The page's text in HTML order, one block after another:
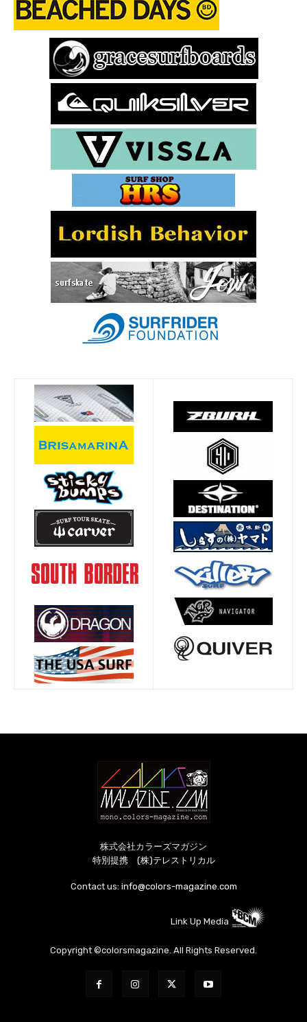
株式会社カラーズマガジン
特別提携 (株)テレストリカル
Contact us: info@colors-magazine.com
Link Up Media
Copyright ©colorsmagazine. All Rights Reserved.